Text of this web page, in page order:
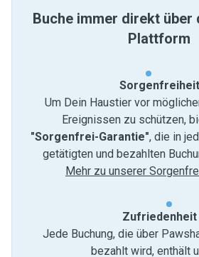
Buche immer direkt über
Plattform
Sorgenfreiheit
Um Dein Haustier vor
Ereignissen zu schützen,
"Sorgenfrei-Garantie", die in
getätigten und bezahlten
Mehr zu unserer
Zufriedenheit
Jede Buchung, die über
bezahlt wird, enthält